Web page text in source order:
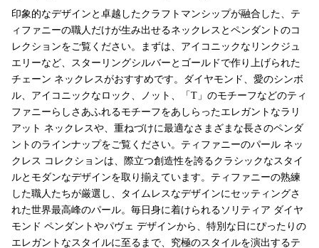
印象的なデザインと卓越したクラフトマンシップが融合した、テ
ィファニーの職人だけが生み出せるネックレスとペンダントのコ
レクションをご覧ください。まずは、アイコニックなリンクジュ
エリーなど、スターリングシルバーとゴールドで作り上げられた
チェーン ネックレスがおすすめです。ダイヤモンド、愛のシンボ
ル、アイコニックなロック、ノット、「T」のモチーフなどのティ
ファニーらしさあふれるモチーフをあしらったエレガントなラリ
アット ネックレスや、重ねづけに最適なさまざまな長さのペンダ
ントのラインナップをご覧ください。ティファニーのパール ネッ
クレス コレクションは、際立つ創造性を誇るクラシックなスタイ
ルとモダンなデザインを取り揃えています。ティファニーの熟練
した職人たちが厳選し、タイムレスなデザインにセッティングさ
れた世界最高峰のパール。毎日身に着けられるソリティア ダイヤ
モンド ペンダントやパヴェ デザインから、特別な日にぴったりの
エレガントなスタイルに至るまで、究極のスタイルを演出するテ